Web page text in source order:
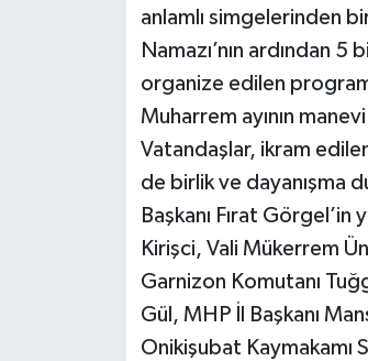
anlamlı simgelerinden
Namazı’nın ardından
organize edilen
Muharrem ayının
Vatandaşlar, ikram
de birlik ve dayanışma
Başkanı Fırat
Kirişci, Vali Mükerrem
Garnizon Komutanı
Gül, MHP İl Başkanı
Onikişubat Kaymakamı